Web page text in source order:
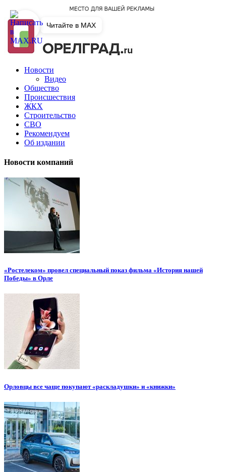
Новости
Видео
Общество
Происшествия
ЖКХ
Строительство
СВО
Рекомендуем
Об издании
Новости компаний
«Ростелеком» провел специальный показ фильма «История нашей
Победы» в Орле
Орловцы все чаще покупают «раскладушки» и «книжки»
Читайте в MAX